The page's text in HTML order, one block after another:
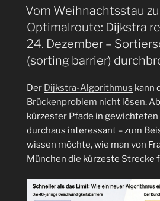
Gitleaks
als
Baustein
für
Secret-
nicht
nur
auf
dem
Raspberry
Pi“
AM
Vom Weihnachtsstau
Optimalroute: Dijkstra
24. Dezember –
(sorting barrier)
Der Dijkstra-Algorithmus kann
Brückenproblem nicht lösen.
kürzester Pfade in gewichteten
durchaus interessant – zum
wissen möchte, wie man von
München die kürzeste Strecke